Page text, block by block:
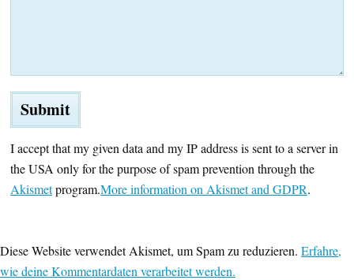
I accept that my given data and my IP address is sent to a server in
the USA only for the purpose of spam prevention through the
Akismetprogram.More information on Akismet and GDPR.
Diese Website verwendet Akismet, um Spam zu reduzieren. Erfahre,
wie deine Kommentardaten verarbeitet werden.